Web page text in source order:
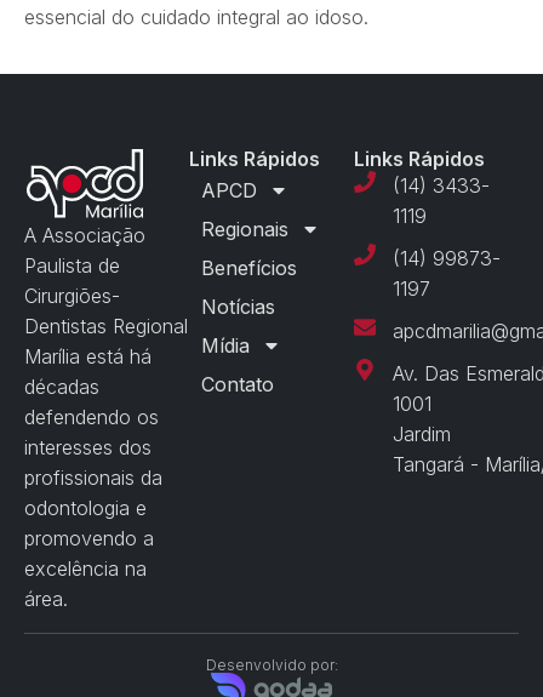
essencial do cuidado integral ao idoso.
A Associação
Paulista de
Cirurgiões-
Dentistas Regional
Marília está há
décadas
defendendo os
interesses dos
profissionais da
odontologia e
promovendo a
excelência na
área.
Links Rápidos
APCD
Regionais
Benefícios
Notícias
Mídia
Contato
Links Rápidos
(14) 3433-
1119
(14) 99873-
1197
Av. Das
1001
Jardim
Tangará -
Desenvolvido por: